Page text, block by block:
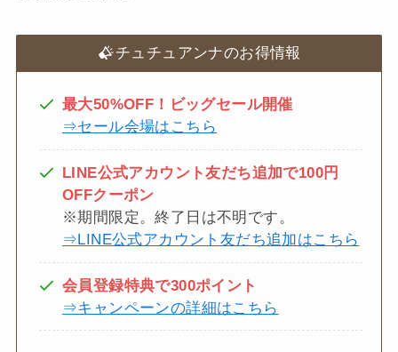
チュチュアンナのお得情報
最大50%OFF！ビッグセール開催
⇒セール会場はこちら
LINE公式アカウント友だち追加で100円
OFFクーポン
※期間限定。終了日は不明です。
⇒LINE公式アカウント友だち追加はこちら
会員登録特典で300ポイント
⇒キャンペーンの詳細はこちら